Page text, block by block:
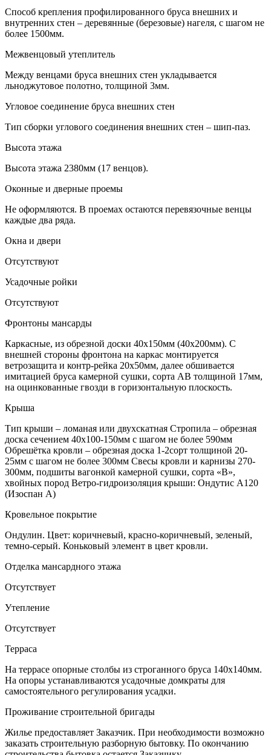
Способ крепления профилированного бруса внешних и
внутренних стен – деревянные (березовые) нагеля, с шагом не
более 1500мм.
Межвенцовый утеплитель
Между венцами бруса внешних стен укладывается
льноджутовое полотно, толщиной 3мм.
Угловое соединение бруса внешних стен
Тип сборки углового соединения внешних стен – шип-паз.
Высота этажа
Высота этажа 2380мм (17 венцов).
Оконные и дверные проемы
Не оформляются. В проемах остаются перевязочные венцы
каждые два ряда.
Окна и двери
Отсутствуют
Усадочные ройки
Отсутствуют
Фронтоны мансарды
Каркасные, из обрезной доски 40х150мм (40х200мм). С
внешней стороны фронтона на каркас монтируется
ветрозащита и контр-рейка 20х50мм, далее обшивается
имитацией бруса камерной сушки, сорта АВ толщиной 17мм,
на оцинкованные гвозди в горизонтальную плоскость.
Крыша
Тип крыши – ломаная или двухскатная Стропила – обрезная
доска сечением 40х100-150мм с шагом не более 590мм
Обрешётка кровли – обрезная доска 1-2сорт толщиной 20-
25мм с шагом не более 300мм Свесы кровли и карнизы 270-
300мм, подшиты вагонкой камерной сушки, сорта «В»,
хвойных пород Ветро-гидроизоляция крыши: Ондутис А120
(Изоспан А)
Кровельное покрытие
Ондулин. Цвет: коричневый, красно-коричневый, зеленый,
темно-серый. Коньковый элемент в цвет кровли.
Отделка мансардного этажа
Отсутствует
Утепление
Отсутствует
Терраса
На террасе опорные столбы из строганного бруса 140х140мм.
На опоры устанавливаются усадочные домкраты для
самостоятельного регулирования усадки.
Проживание строительной бригады
Жилье предоставляет Заказчик. При необходимости возможно
заказать строительную разборную бытовку. По окончанию